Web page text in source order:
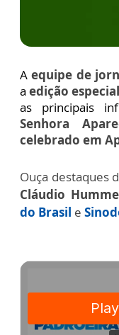
Aequipe de
a edição
as principais
Senhora
celebrado em
Ouça destaques
Cláudio
do Brasil e